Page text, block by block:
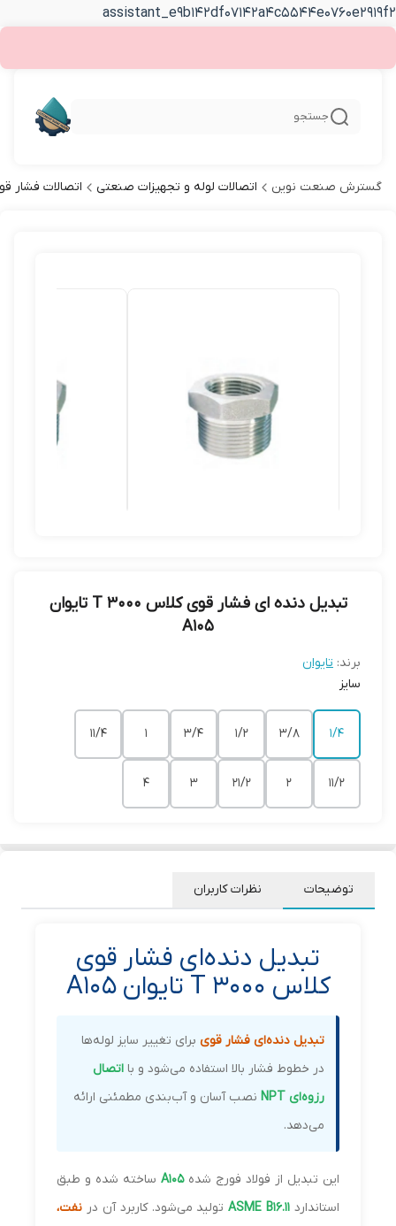
assistant_e9b142df07142a4c5544e0760e2919f2
جستجو
گسترش صنعت نوین اتصالات لوله و تجهیزات صنعتی اتصالات فشار
تبدیل دنده ای فشار قوی کلاس 3000 T تایوان
A105
برند: تایوان
سایز
۱/۴ ۳/۸ ۱/۲ ۳/۴ ۱ ۱۱/۴
۱۱/۲ ۲ ۲۱/۲ ۳ 4
توضیحات نظرات کاربران
تبدیل دنده‌ای فشار قوی
کلاس 3000 T تایوان A105
تبدیل دنده‌ای فشار قوی برای تغییر سایز لوله‌ها
در خطوط فشار بالا استفاده می‌شود و با اتصال
رزوه‌ای NPT
نصب آسان و آب‌بندی مطمئنی ارائه
می‌دهد.
این تبدیل از فولاد فورج شدهA105 ساخته شده و طبق
استاندارد ASME B16.11تولید می‌شود. کاربرد آن در نفت،